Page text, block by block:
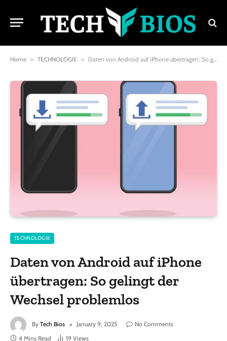
Home » TECHNOLOGIE » Daten von Android auf iPhone übertragen: So gelingt der Wechsel problemlos
TECHNOLOGIE
Daten von Android auf iPhone
übertragen: So gelingt der
Wechsel problemlos
By Tech Bios January 9, 2025
No Comments
4 Mins Read
19 Views